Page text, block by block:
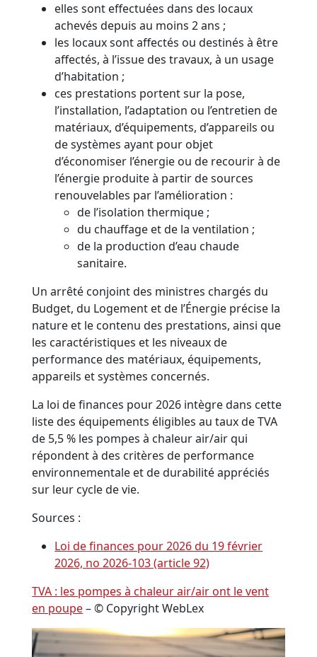
elles sont effectuées dans des locaux
achevés depuis au moins 2 ans ;
les locaux sont affectés ou destinés à être
affectés, à l’issue des travaux, à un usage
d’habitation ;
ces prestations portent sur la pose,
l’installation, l’adaptation ou l’entretien de
matériaux, d’équipements, d’appareils ou
de systèmes ayant pour objet
d’économiser l’énergie ou de recourir à de
l’énergie produite à partir de sources
renouvelables par l’amélioration :
de l’isolation thermique ;
du chauffage et de la ventilation ;
de la production d’eau chaude
sanitaire.
Un arrêté conjoint des ministres chargés du
Budget, du Logement et de l’Énergie précise la
nature et le contenu des prestations, ainsi que
les caractéristiques et les niveaux de
performance des matériaux, équipements,
appareils et systèmes concernés.
La loi de finances pour 2026 intègre dans cette
liste des équipements éligibles au taux de TVA
de 5,5 % les pompes à chaleur air/air qui
répondent à des critères de performance
environnementale et de durabilité appréciés
sur leur cycle de vie.
Sources :
Loi de finances pour 2026 du 19 février
2026, no 2026-103 (article 92)
TVA : les pompes à chaleur air/air ont le vent
en poupe– © Copyright WebLex